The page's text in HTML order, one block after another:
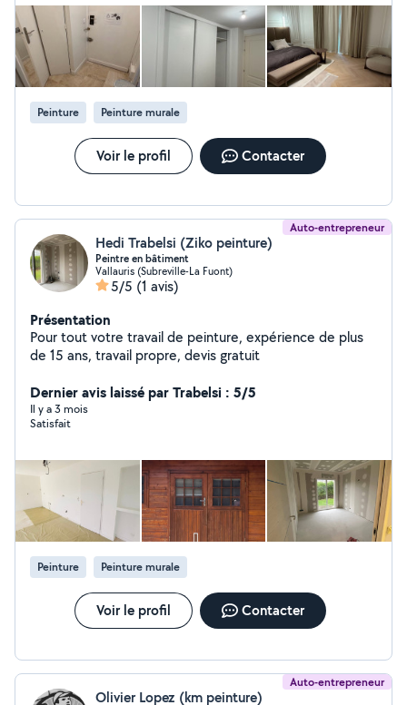
continuation à lui.
Peinture Peinture murale
Voir le profil Contacter
Auto-entrepreneur
Hedi Trabelsi (Ziko peinture)
Peintre en bâtiment
Vallauris (Subreville-La Fuont)
5/5 (1 avis)
Présentation
Pour tout votre travail de peinture, expérience de plus
de 15 ans, travail propre, devis gratuit
Dernier avis laissé par Trabelsi : 5/5
Il y a 3 mois
Satisfait
Peinture Peinture murale
Voir le profil Contacter
Auto-entrepreneur
Olivier Lopez (km peinture)